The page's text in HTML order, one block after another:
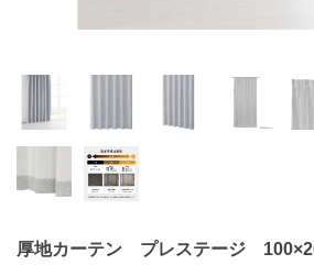
厚地カーテン プレステージ